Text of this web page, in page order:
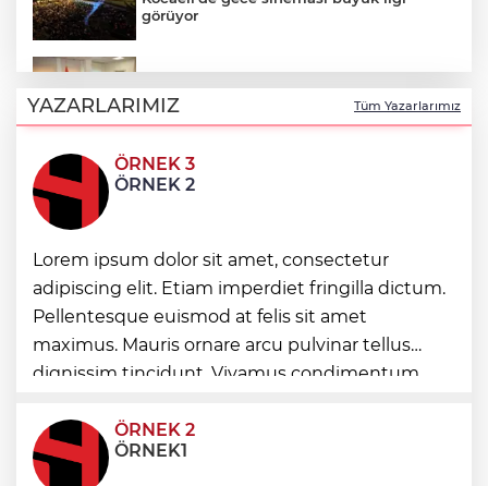
görüyor
şampiyonlarını ağırladı
Bursa Büyükşehir'den Mudanya'nın
altyapısına güçlü yatırım
Denizli Opera ve Bale Günleri’nde “Kuğu
Gölü” büyüsü
İstanbul Maltepe’de ilaçlama çalışmaları
sürüyor
YAZARLARIMIZ Tüm Yazarlarımız
ÖRNEK 3
ÖRNEK 2
Lorem ipsum dolor sit amet, consectetur
adipiscing elit. Etiam imperdiet fringilla dictum.
Pellentesque euismod at felis sit amet
maximus. Mauris ornare arcu pulvinar tellus
dignissim tincidunt. Vivamus condimentum
condimentum eros et, faucibus sapien. Praese
ÖRNEK 2
ÖRNEK1